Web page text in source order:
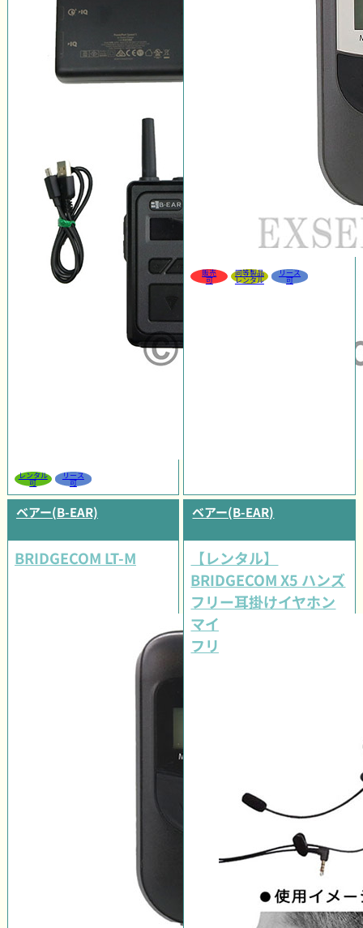
レンタル
可
リース
可
販売
可
同等製品
レンタル
リース
可
ベアー(B-EAR)
BRIDGECOM LT-M
ベアー(B-EAR)
【レンタル】
BRIDGECOM X5 ハンズ
フリー耳掛けイヤホン
マイク スポーツ審判(レ
フリー)セット